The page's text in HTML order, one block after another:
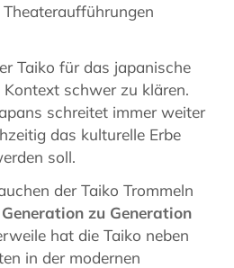
Theateraufführungen
Taiko für das japanische
schwer zu klären.
schreitet immer weiter
das kulturelle Erbe
soll.
der Taiko Trommeln
zu Generation
hat die Taiko neben
in der modernen